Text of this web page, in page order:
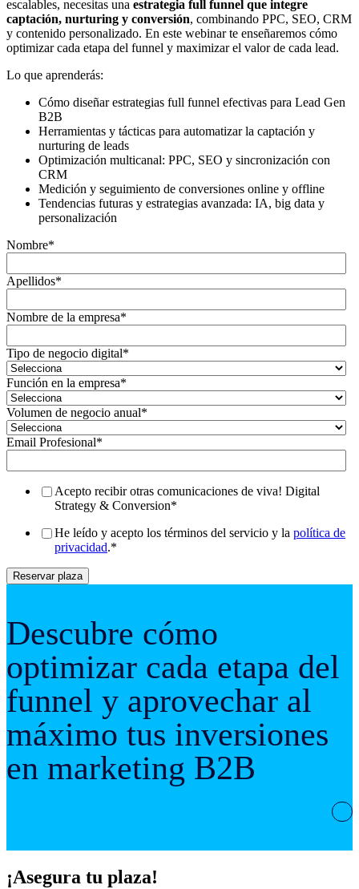
escalables, necesitas una estrategia full funnel que integre
captación, nurturing y conversión, combinando PPC, SEO, CRM
y contenido personalizado. En este webinar te enseñaremos cómo
optimizar cada etapa del funnel y maximizar el valor de cada lead.
Lo que aprenderás:
Cómo diseñar estrategias full funnel efectivas para Lead Gen
B2B
Herramientas y tácticas para automatizar la captación y
nurturing de leads
Optimización multicanal: PPC, SEO y sincronización con
CRM
Medición y seguimiento de conversiones online y offline
Tendencias futuras y estrategias avanzada: IA, big data y
personalización
Nombre*
Apellidos*
Nombre de la empresa*
Tipo de negocio digital*
Función en la empresa*
Volumen de negocio anual*
Email Profesional*
Acepto recibir otras comunicaciones de viva! Digital
Strategy & Conversion*
He leído y acepto los términos del servicio y la política de
privacidad.*
Descubre cómo
optimizar cada etapa del
funnel y aprovechar al
máximo tus inversiones
en marketing B2B
¡Asegura tu plaza!